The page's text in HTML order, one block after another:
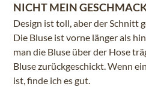
NICHT MEIN
Design ist toll, aber der Schnitt
Die Bluse ist vorne länger als
man die Bluse über der Hose
Bluse zurückgeschickt. Wenn
ist, finde ich es gut.